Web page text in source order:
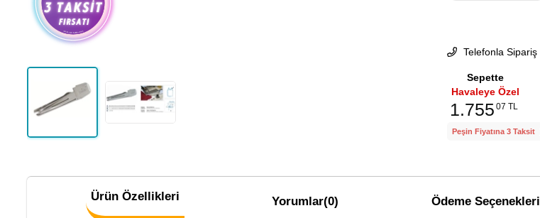
Telefonla Sipariş
Sepette
Havaleye Özel
1.755 07 TL
Peşin Fiyatına 3 Taksit
Ürün Özellikleri Yorumlar(0) Ödeme Seçenekleri